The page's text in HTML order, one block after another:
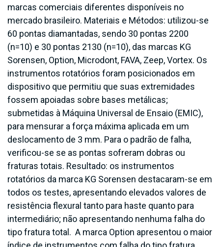
marcas comerciais diferentes disponíveis no
mercado brasileiro. Materiais e Métodos: utilizou-se
60 pontas diamantadas, sendo 30 pontas 2200
(n=10) e 30 pontas 2130 (n=10), das marcas KG
Sorensen, Option, Microdont, FAVA, Zeep, Vortex. Os
instrumentos rotatórios foram posicionados em
dispositivo que permitiu que suas extremidades
fossem apoiadas sobre bases metálicas;
submetidas à Máquina Universal de Ensaio (EMIC),
para mensurar a força máxima aplicada em um
deslocamento de 3 mm. Para o padrão de falha,
verificou-se se as pontas sofreram dobras ou
fraturas totais. Resultado: os instrumentos
rotatórios da marca KG Sorensen destacaram-se em
todos os testes, apresentando elevados valores de
resistência flexural tanto para haste quanto para
intermediário; não apresentando nenhuma falha do
tipo fratura total. A marca Option apresentou o maior